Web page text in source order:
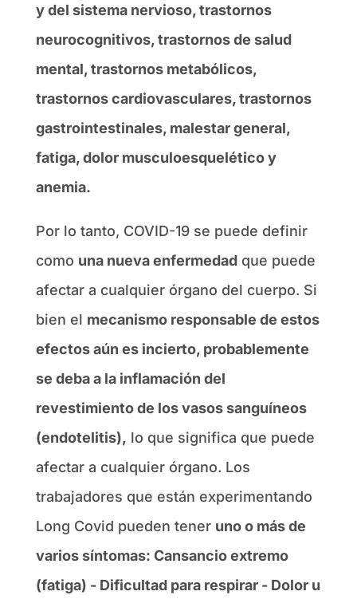
y del sistema nervioso, trastornos
neurocognitivos, trastornos de salud
mental, trastornos metabólicos,
trastornos cardiovasculares, trastornos
gastrointestinales, malestar general,
fatiga, dolor musculoesquelético y
anemia.
Por lo tanto, COVID-19 se puede definir
como una nueva enfermedadque puede
afectar a cualquier órgano del cuerpo. Si
bien el mecanismo responsable de estos
efectos aún es incierto, probablemente
se deba a la inflamación del
revestimiento de los vasos sanguíneos
(endotelitis), lo que significa que puede
afectar a cualquier órgano. Los
trabajadores que están experimentando
Long Covid pueden tener uno o más de
varios síntomas: Cansancio extremo
(fatiga) - Dificultad para respirar - Dolor u